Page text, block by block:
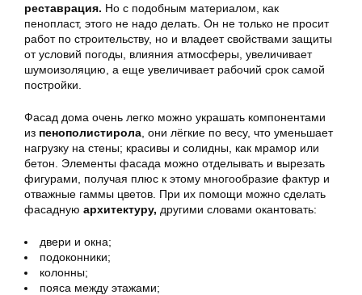
реставрация. Но с подобным материалом, как
пенопласт, этого не надо делать. Он не только не просит
работ по строительству, но и владеет свойствами защиты
от условий погоды, влияния атмосферы, увеличивает
шумоизоляцию, а еще увеличивает рабочий срок самой
постройки.
Фасад дома очень легко можно украшать компонентами
из пенополистирола , они лёгкие по весу, что уменьшает
нагрузку на стены; красивы и солидны, как мрамор или
бетон. Элементы фасада можно отделывать и вырезать
фигурами, получая плюс к этому многообразие фактур и
отважные гаммы цветов. При их помощи можно сделать
фасадную архитектуру, другими словами окантовать:
двери и окна;
подоконники;
колонны;
пояса между этажами;